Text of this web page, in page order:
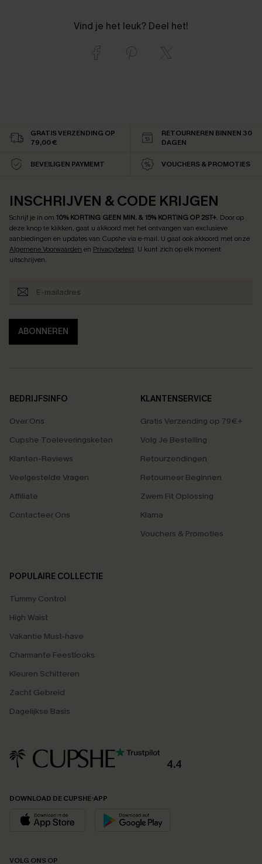
Vind je het leuk? Deel het!
GRATIS VERZENDING OP
79,00 €
RETOURNEREN BINNEN 30
DAGEN
BEVEILIGEN PAYMEMT VOUCHERS & PROMOTIES
INSCHRIJVEN & CODE KRIJGEN
Schrijf je in om 10% KORTING GEEN MIN. & 15% KORTING OP 2ST+. Door op
deze knop te klikken, gaat u akkoord met het ontvangen van exclusieve
aanbiedingen en updates van Cupshe via e-mail. U gaat ook akkoord met onze
Algemene Voorwaarden en Privacybeleid. U kunt zich op elk moment
uitschrijven.
ABONNEREN
BEDRIJFSINFO
Over Ons
Cupshe Toeleveringsketen
Klanten-Reviews
Veelgestelde Vragen
Affiliate
Contacteer Ons
KLANTENSERVICE
Gratis Verzending op 79€+
Volg Je Bestelling
Retourzendingen
Retourneer Beginnen
Zwem Fit Oplossing
Klarna
Vouchers & Promoties
POPULAIRE COLLECTIE
Tummy Control
High Waist
Vakantie Must-have
Charmante Feestlooks
Kleuren Schitteren
Zacht Gebreid
Dagelijkse Basis
4.4
DOWNLOAD DE CUPSHE-APP
VOLG ONS OP